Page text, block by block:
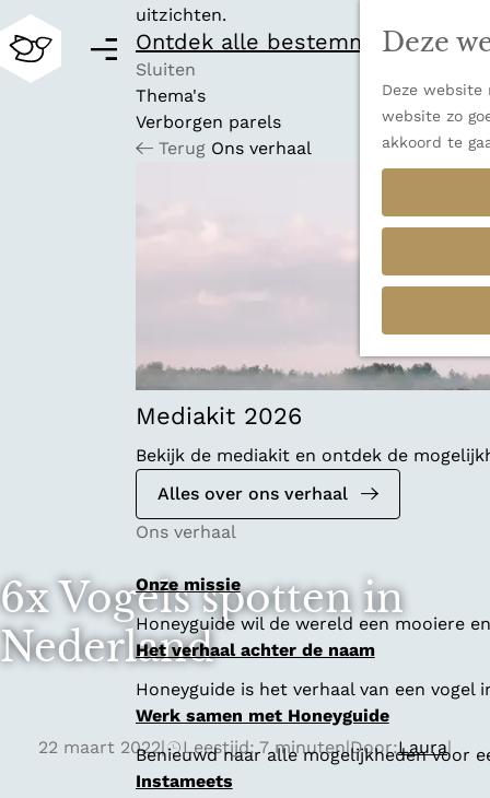
Deze
Deze
website zo
akkoord te
M
uitzichten.
Ontdek alle bestemmingen
Sluiten
Thema's
Verborgen parels
Terug Ons verhaal
Mediakit 2026
Bekijk de mediakit en ontdek de
Alles over ons verhaal
Ons verhaal
Onze missie
Honeyguide wil de wereld een mooiere
Het verhaal achter de naam
Honeyguide is het verhaal van een
Werk samen met Honeyguide
Benieuwd naar alle mogelijkheden voor
Instameets
6x Vogels spotten in
Nederland
22 maart 2022| Leestijd: 7 minuten|Door:Laura|